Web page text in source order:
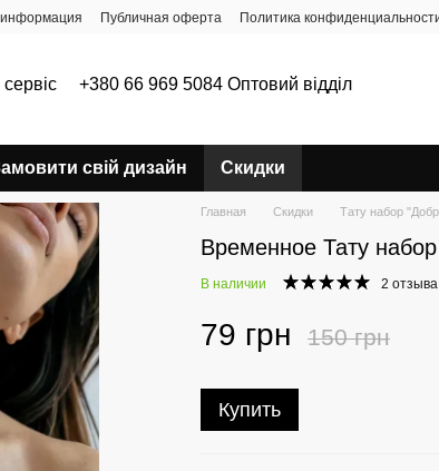
Публичная оферта Политика
+380 66 969 5084 Оптовий відділ
свій дизайн Скидки
Главная Скидки Тату набор
Временное Тату
В наличии 2 отзыва
79 грн 150 грн
Купить